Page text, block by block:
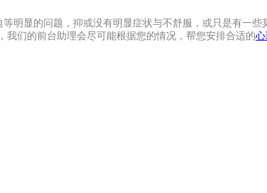
明显的问题，抑或没有明显症状与不舒服，或只是有一
我们的前台助理会尽可能根据您的情况，帮您安排合适的